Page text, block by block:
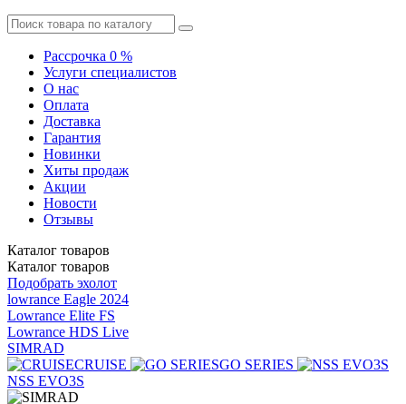
Рассрочка 0 %
Услуги специалистов
О нас
Оплата
Доставка
Гарантия
Новинки
Хиты продаж
Акции
Новости
Отзывы
Каталог товаров
Каталог товаров
Подобрать эхолот
lowrance Eagle 2024
Lowrance Elite FS
Lowrance HDS Live
SIMRAD
CRUISE
GO SERIES
NSS EVO3S